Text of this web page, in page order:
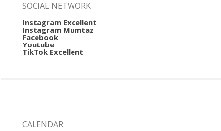
SOCIAL NETWORK
Instagram Excellent
Instagram Mumtaz
Facebook
Youtube
TikTok Excellent
CALENDAR